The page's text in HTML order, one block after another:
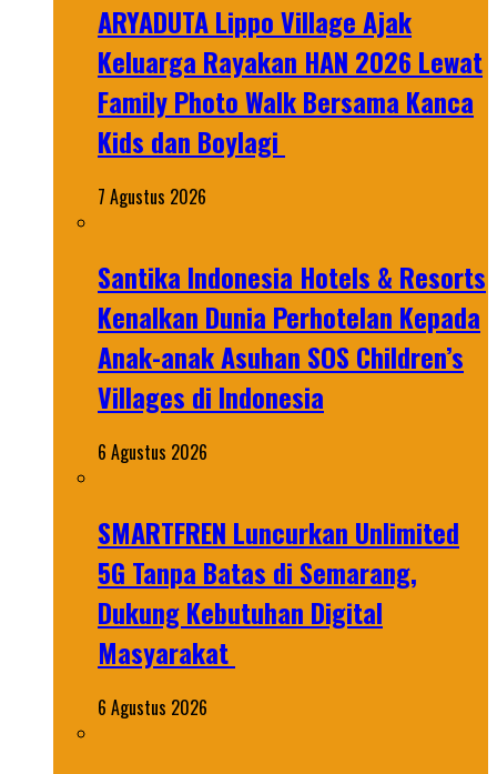
ARYADUTA Lippo Village Ajak
Keluarga Rayakan HAN 2026 Lewat
Family Photo Walk Bersama Kanca
Kids dan Boylagi
7 Agustus 2026
Santika Indonesia Hotels & Resorts
Kenalkan Dunia Perhotelan Kepada
Anak-anak Asuhan SOS Children’s
Villages di Indonesia
6 Agustus 2026
SMARTFREN Luncurkan Unlimited
5G Tanpa Batas di Semarang,
Dukung Kebutuhan Digital
Masyarakat
6 Agustus 2026